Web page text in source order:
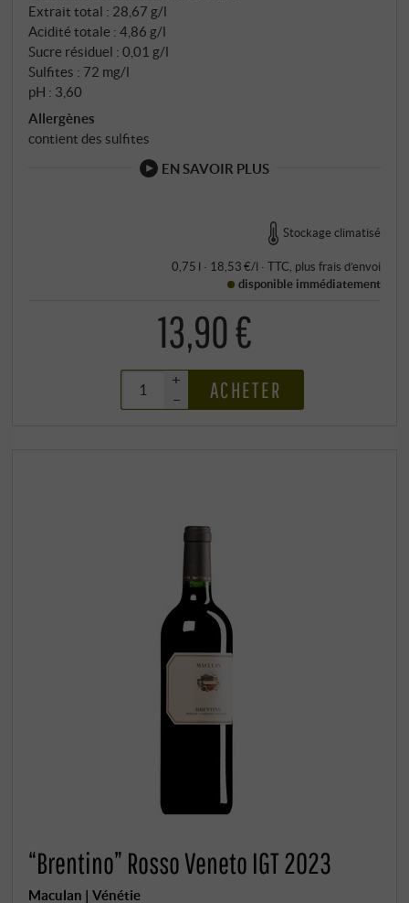
Extrait total : 28,67 g/l
Acidité totale : 4,86 g/l
Sucre résiduel : 0,01 g/l
Sulfites : 72 mg/l
pH : 3,60
Allergènes
contient des sulfites
EN SAVOIR PLUS
Stockage climatisé
0,75 l · 18,53 €/l · TTC , plus frais d’envoi
disponible immédiatement
13,90 €
+
–
ACHETER
“Brentino” Rosso Veneto IGT 2023
Maculan | Vénétie